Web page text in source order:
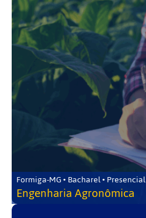
Formiga-MG • Bacharel • Presencial
Engenharia Agronômica